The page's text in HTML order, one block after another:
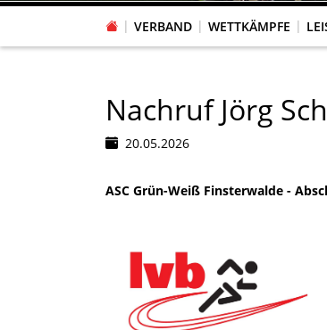
VERBAND WETTKÄMPFE
Nachruf Jörg
20.05.2026
ASC Grün-Weiß Finsterwalde -